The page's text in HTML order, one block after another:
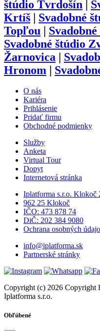
štúdio Tvrdošín
Krtíš
Svadobné
Topľou
Svadobné štúdio
Žarnovica
Hronom
O nás
Kariéra
Prihlásenie
Pridať firmu
Obchodné podmienky
Služby
Anketa
Virtual Tour
Dopyt
Internetová stránka
Iplatforma s.r.o. Klokoč
962 25 Klokoč
IČO: 473 878 74
DiČ: 202 384 9080
Ochrana osobných
info@iplatforma.sk
Partnerské stránky
Copyright (c) 2026 Copyright
Iplatforma s.r.o.
Obľúbené